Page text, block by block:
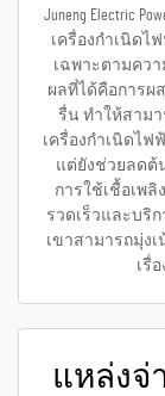
Juneng Electric
เครื่องกำเนิดไ
เฉพาะตามคว
ผลที่ได้คือการผ
รื่น ทำให้สาม
เครื่องกำเนิดไฟ
แต่ยังช่วยลดต้
การใช้เชื้อเพ
รวดเร็วและบริ
เขาสามารถมุ่ง
เรื่
แหล่งจ่